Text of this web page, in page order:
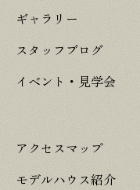
ギャラリー
スタッフブログ
イベント・見学会
アクセスマップ
モデルハウス紹介